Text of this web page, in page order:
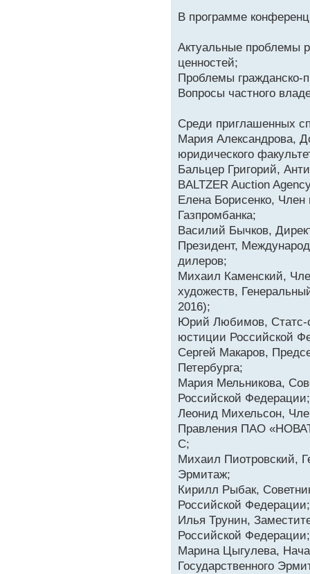
В программе
Актуальные проблемы
ценностей;
Проблемы гражданско-
Вопросы частного
Среди приглашенных
Мария Александрова,
юридического
Бальцер Григорий,
BALTZER Auction
Елена Борисенко,
Газпромбанка;
Василий Бычков,
Президент,
дилеров;
Михаил Каменский,
художеств,
2016);
Юрий Любимов, Статс-
юстиции Российской
Сергей Макаров,
Петербурга;
Мария Мельникова,
Российской Федерации;
Леонид Михельсон,
Правления ПАО
C;
Михаил Пиотровский,
Эрмитаж;
Кирилл Рыбак,
Российской Федерации;
Илья Трунин,
Российской Федерации;
Марина Цыгулева,
Государственного